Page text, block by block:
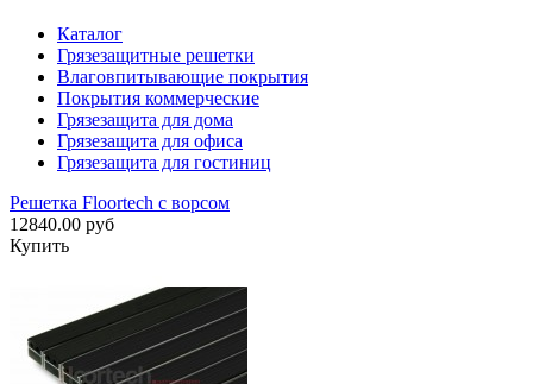
Каталог
Грязезащитные решетки
Влаговпитывающие покрытия
Покрытия коммерческие
Грязезащита для дома
Грязезащита для офиса
Грязезащита для гостиниц
Решетка Floortech с ворсом
12840.00 руб
Купить